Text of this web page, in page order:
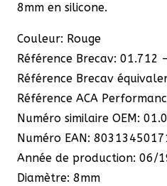
8mm en silicone.
Couleur: Rouge
Référence Brecav: 01.712
Référence Brecav
Référence ACA
Numéro similaire OEM:
Numéro EAN:
Année de production: 06/
Diamètre: 8mm